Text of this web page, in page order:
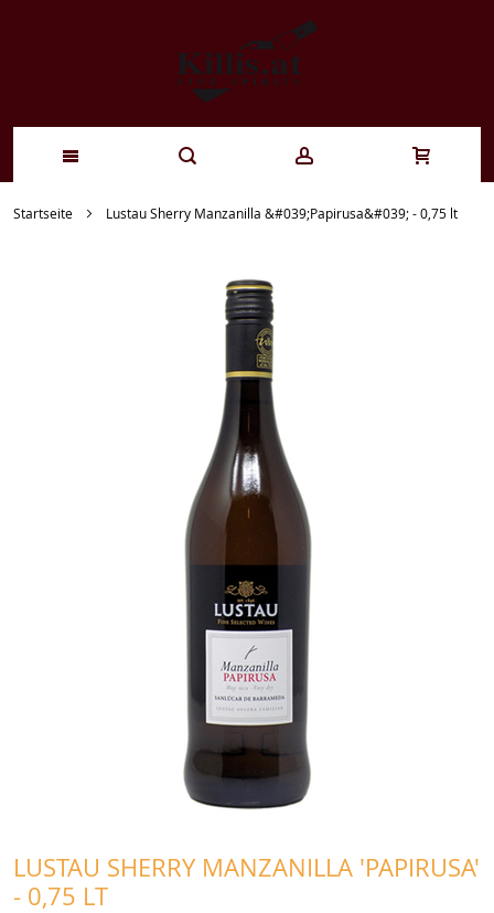
Zum
Startseite Lustau Sherry Manzanilla &#039;Papirusa&#039; - 0,75 lt
LUSTAU SHERRY MANZANILLA 'PAPIRUSA'
- 0,75 LT